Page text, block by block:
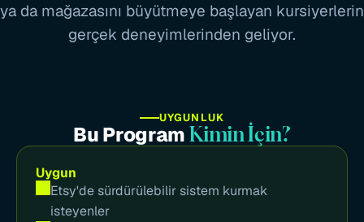
ya da mağazasını büyütmeye başlayan kursiyerlerin
gerçek deneyimlerinden geliyor.
UYGUNLUK
Bu Program Kimin İçin?
Uygun
Etsy'de sürdürülebilir sistem kurmak
isteyenler